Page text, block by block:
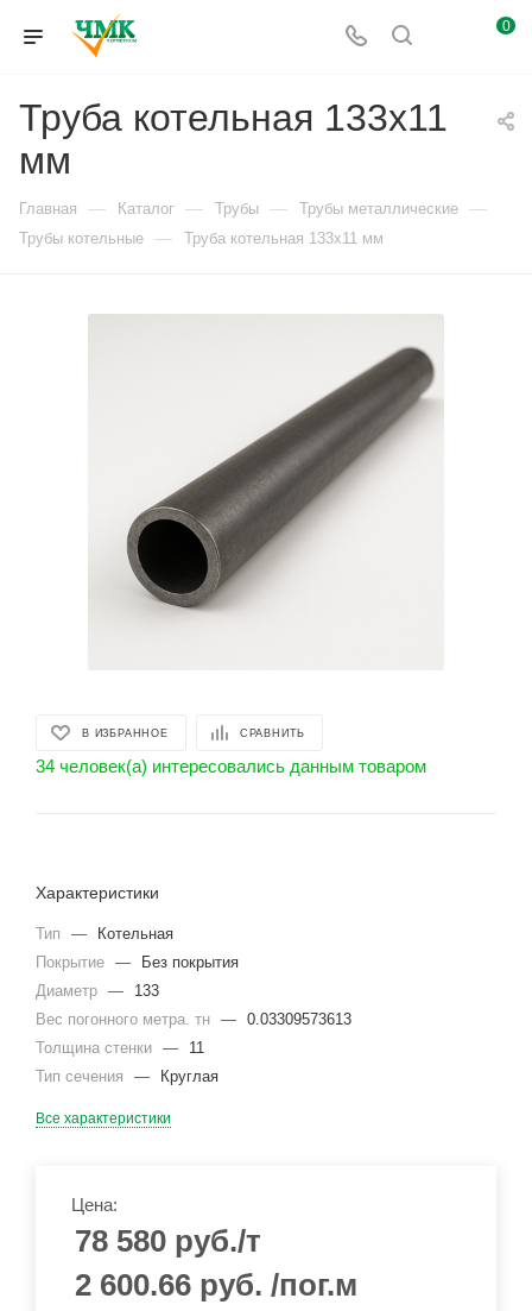
0
Труба котельная 133x11
мм
Главная — Каталог — Трубы — Трубы металлические —
Трубы котельные — Труба котельная 133x11 мм
В ИЗБРАННОЕ СРАВНИТЬ
34 человек(а) интересовались данным товаром
Характеристики
Тип —
Котельная
Покрытие —
Без покрытия
Диаметр —
133
Вес погонного метра. тн — 0.03309573613
Толщина стенки —
11
Тип сечения
— Круглая
Все характеристики
Цена:
78 580 руб./т
2 600.66 руб. /пог.м